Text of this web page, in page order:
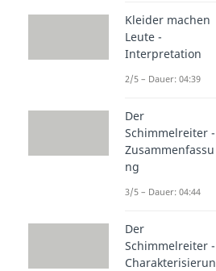
Kleider machen
Leute -
Interpretation
2/5 – Dauer: 04:39
Der
Schimmelreiter -
Zusammenfassu
ng
3/5 – Dauer: 04:44
Der
Schimmelreiter -
Charakterisierun